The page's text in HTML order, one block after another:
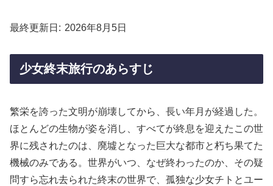
最終更新日 2026年8月5日
少女終末旅行のあらすじ
繁栄を誇った文明が崩壊してから、長い年月が経過した。
ほとんどの生物が姿を消し、すべてが終息を迎えたこの世
界に残されたのは、廃墟となった巨大な都市と朽ち果てた
機械のみである。世界がいつ、なぜ終わったのか、その疑
問すら忘れ去られた終末の世界で、孤独な少女チトとユー